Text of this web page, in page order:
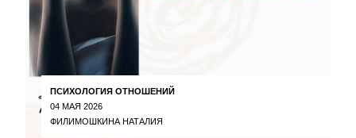
ПСИХОЛОГИЯ ОТНОШЕНИЙ
04 МАЯ 2026
ФИЛИМОШКИНА НАТАЛИЯ